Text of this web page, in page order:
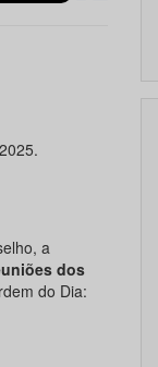
a
dos
do Dia: